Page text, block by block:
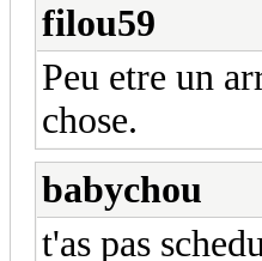
filou59
Peu etre un
chose.
babychou
t'as pas